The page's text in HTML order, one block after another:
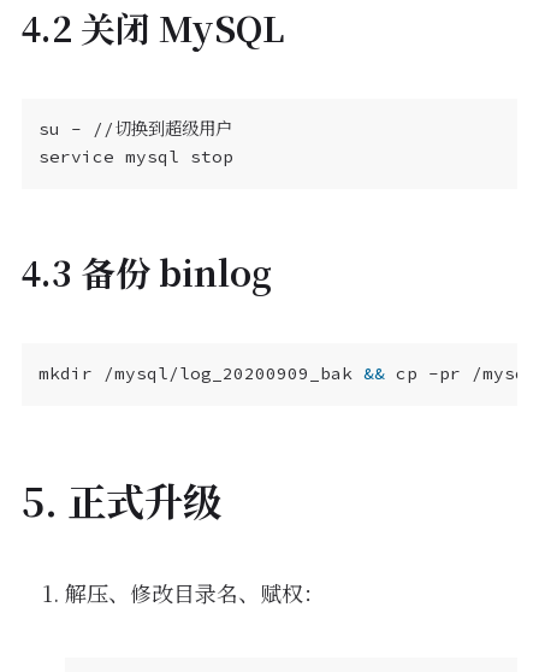
4.2 关闭 MySQL
4.3 备份 binlog
mkdir /mysql/log_20200909_bak &&
5. 正式升级
解压、修改目录名、赋权：